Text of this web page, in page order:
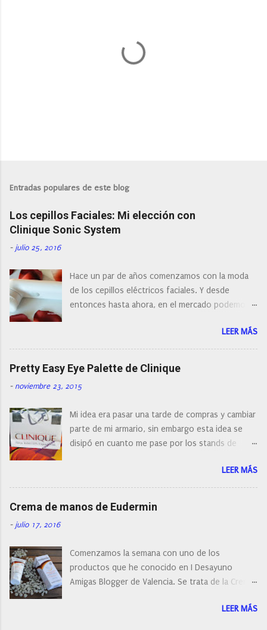
l
a
r
u
n
o
m
e
n
t
a
o
Entradas populares de este blog
Los cepillos Faciales: Mi elección con
Clinique Sonic System
- julio 25, 2016
Hace un par de años comenzamos con la moda
de los cepillos eléctricos faciales. Y desde
entonces hasta ahora, en el mercado podemos
con diferentes características, a pilas, a batería,
cepillos de rotación o de oscilación... y
naturalmente de todos los precios. Existe en la
actualidad tal variedad, que antes de hacer la
compra debemos de hacernos unas preguntas:
post os voy a dar mi opinión de porque elegí mi
cepillo facial de Clinique
LEER MÁS
Pretty Easy Eye Palette de Clinique
- noviembre 23, 2015
Mi idea era pasar una tarde de compras y cambiar
parte de mi armario, sin embargo esta idea se
disipó en cuanto me pase por los stands de
resistirse a esta paleta de colores de Clinique.
LEER MÁS
Crema de manos de Eudermin
- julio 17, 2016
Comenzamos la semana con uno de los
productos que he conocido en I Desayuno
Amigas Blogger de Valencia. Se trata de la Crema
manos para utilizar tanto en verano como en
LEER MÁS